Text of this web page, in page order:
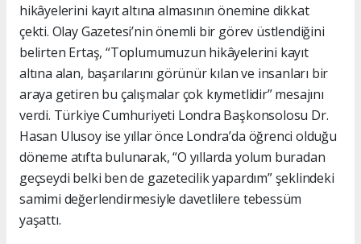
hikâyelerini kayıt altına almasının önemine dikkat
çekti. Olay Gazetesi’nin önemli bir görev üstlendiğini
belirten Ertaş, “Toplumumuzun hikâyelerini kayıt
altına alan, başarılarını görünür kılan ve insanları bir
araya getiren bu çalışmalar çok kıymetlidir” mesajını
verdi. Türkiye Cumhuriyeti Londra Başkonsolosu Dr.
Hasan Ulusoy ise yıllar önce Londra’da öğrenci olduğu
döneme atıfta bulunarak, “O yıllarda yolum buradan
geçseydi belki ben de gazetecilik yapardım” şeklindeki
samimi değerlendirmesiyle davetlilere tebessüm
yaşattı.